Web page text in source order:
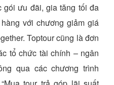
gói ưu đãi, gia tăng tối đa
với chương giảm giá
Toptour cũng là đơn
tổ chức tài chính – ngân
qua các chương trình